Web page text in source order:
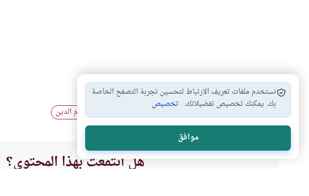
الحج على نفقة… أداء العمرة بالدين أحكام الدين
هل انتفعت بهذا المحتوى؟
نستخدم ملفات تعريف الارتباط لتحسين تجربة التصفح الخاصة
بك. يمكنك تخصيص تفضيلاتك. تخصيص
موافق